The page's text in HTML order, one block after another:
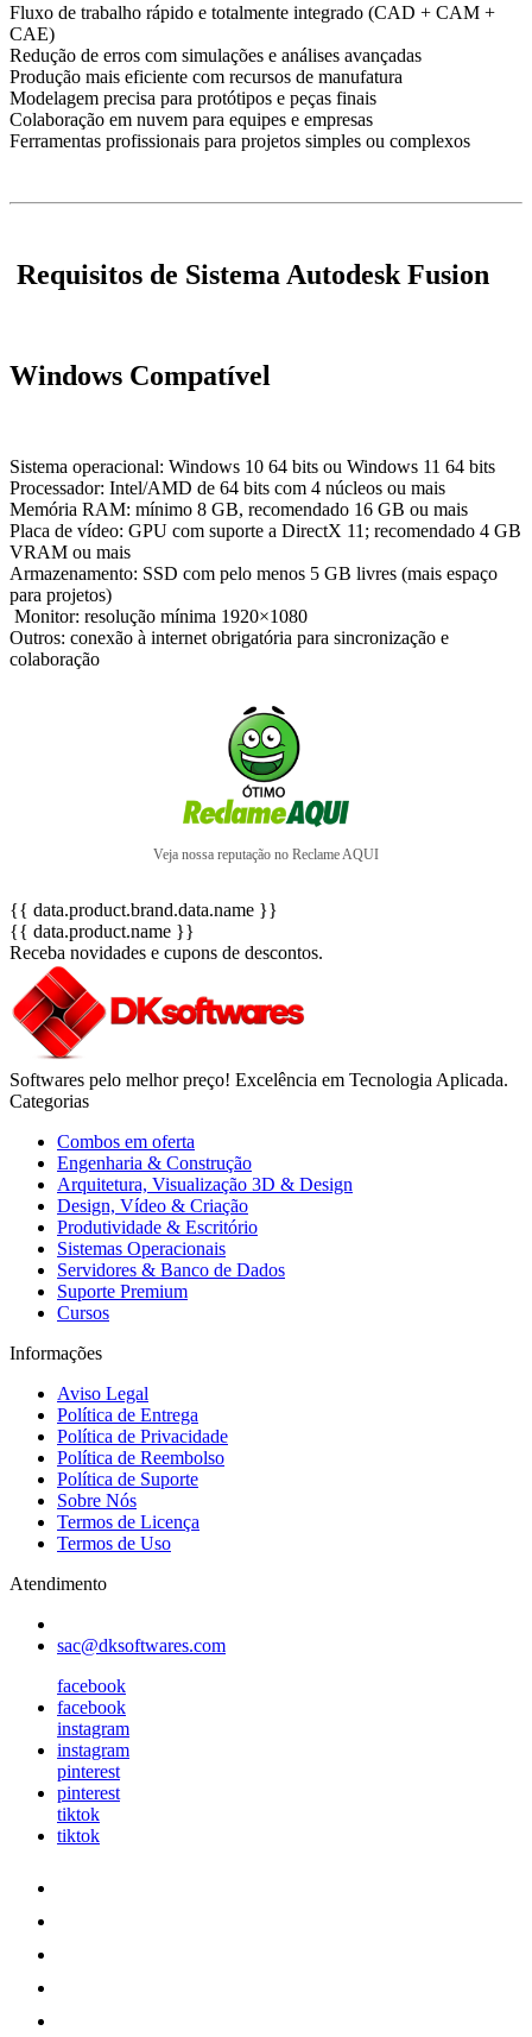
Fluxo de trabalho rápido e totalmente integrado (CAD + CAM +
CAE)
Redução de erros com simulações e análises avançadas
Produção mais eficiente com recursos de manufatura
Modelagem precisa para protótipos e peças finais
Colaboração em nuvem para equipes e empresas
Ferramentas profissionais para projetos simples ou complexos
Requisitos de Sistema Autodesk Fusion
Windows Compatível
Sistema operacional: Windows 10 64 bits ou Windows 11 64 bits
Processador: Intel/AMD de 64 bits com 4 núcleos ou mais
Memória RAM: mínimo 8 GB, recomendado 16 GB ou mais
Placa de vídeo: GPU com suporte a DirectX 11; recomendado 4 GB
VRAM ou mais
Armazenamento: SSD com pelo menos 5 GB livres (mais espaço
para projetos)
️ Monitor: resolução mínima 1920×1080
Outros: conexão à internet obrigatória para sincronização e
colaboração
Veja nossa reputação no Reclame AQUI
{{ data.product.brand.data.name }}
{{ data.product.name }}
Receba novidades e cupons de descontos.
Softwares pelo melhor preço! Excelência em Tecnologia Aplicada.
Categorias
Combos em oferta
Engenharia & Construção
Arquitetura, Visualização 3D & Design
Design, Vídeo & Criação
Produtividade & Escritório
Sistemas Operacionais
Servidores & Banco de Dados
Suporte Premium
Cursos
Informações
Aviso Legal
Política de Entrega
Política de Privacidade
Política de Reembolso
Política de Suporte
Sobre Nós
Termos de Licença
Termos de Uso
Atendimento
sac@dksoftwares.com
facebook
facebook
instagram
instagram
pinterest
pinterest
tiktok
tiktok